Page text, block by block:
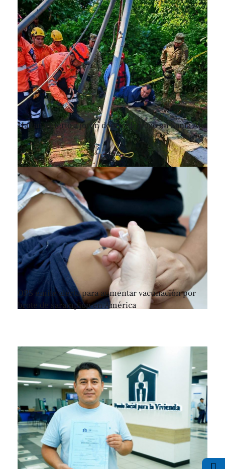
Hallan muerto a joven dentro de pozo en Santa Ana
OPS emite alerta para aumentar vacunación por
brote de sarampión en América